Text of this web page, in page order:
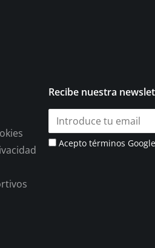
Recibe nuestra
Acepto términos